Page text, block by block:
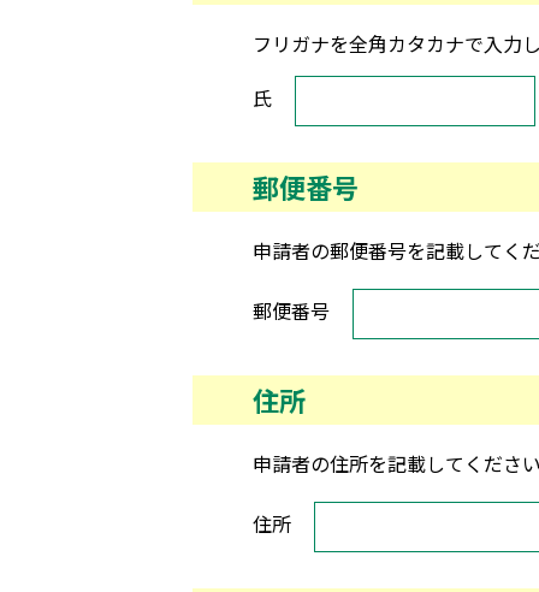
フリガナを全角カタカナで入力
氏名（フリガナ）
氏
郵便番号
申請者の郵便番号を記載してく
郵便番号
住所
申請者の住所を記載してください
住所